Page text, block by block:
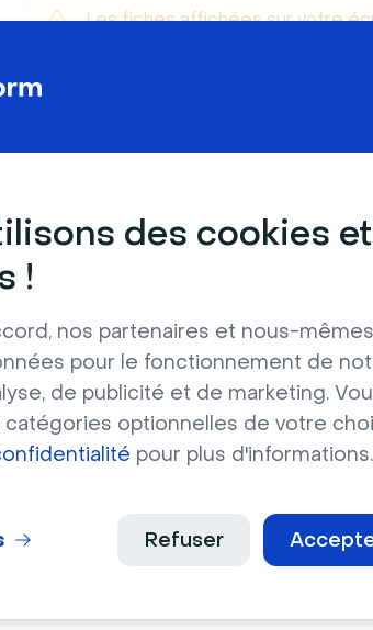
des cookies
!
nos partenaires et nous-
pour le fonctionnement de
de publicité et de marketing.
catégories optionnelles de votre
pour plus d'informations.
Refuser
Les fiches affichées sur votre
rôle, de votre forfait et de votre
Afficher les données du
Vous devez filtrer vos
données et vos analyses.
sélectionner les colonnes
souhaitez afficher sur le tableau de bord :
nombre de personnes inscrites / de